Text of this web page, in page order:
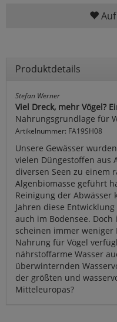
Auf
Produktdetails
Stefan Werner
Viel Dreck, mehr Vögel?
Nahrungsgrundlage für
Artikelnummer: FA19SH08
Unsere Gewässer
vielen Düngestoffen aus
diversen Seen zu einem
Algenbiomasse geführt
Reinigung der
Jahren diese
auch im Bodensee.
scheinen immer weniger
Nahrung für Vögel
nährstoffarme Wasser
überwinternden
der größten und
Mitteleuropas?